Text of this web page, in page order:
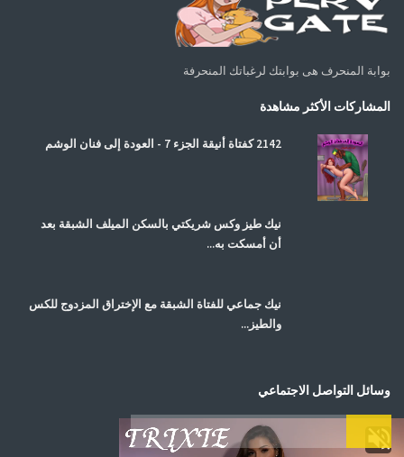
بوابة المنحرف هى بوابتك لرغباتك المنحرفة
المشاركات الأكثر مشاهدة
2142 كفتاة أنيقة الجزء 7 - العودة إلى فنان الوشم
نيك طيز وكس شريكتي بالسكن الميلف الشبقة بعد
أن أمسكت به...
نيك جماعي للفتاة الشبقة مع الإختراق المزدوج للكس
والطيز...
وسائل التواصل الاجتماعي